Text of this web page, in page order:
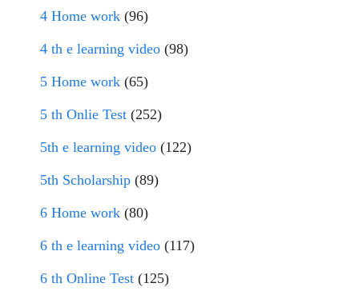
4 Home work (96)
4 th e learning video (98)
5 Home work (65)
5 th Onlie Test (252)
5th e learning video (122)
5th Scholarship (89)
6 Home work (80)
6 th e learning video (117)
6 th Online Test (125)